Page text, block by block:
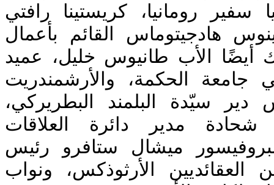
سفير رومانيا، كريستينا رافتي
هادجيتوماس القائم بأعمال
أيضًا الأب طانيوس خليل، عميد
جامعة الحكمة، والأرشمندريت
دير سيّدة البلمند البطريركي،
شحادة مدير دائرة العلاقات
ميشال ستافرو رئيس
العقائديين الأرثوذكس، ونواب